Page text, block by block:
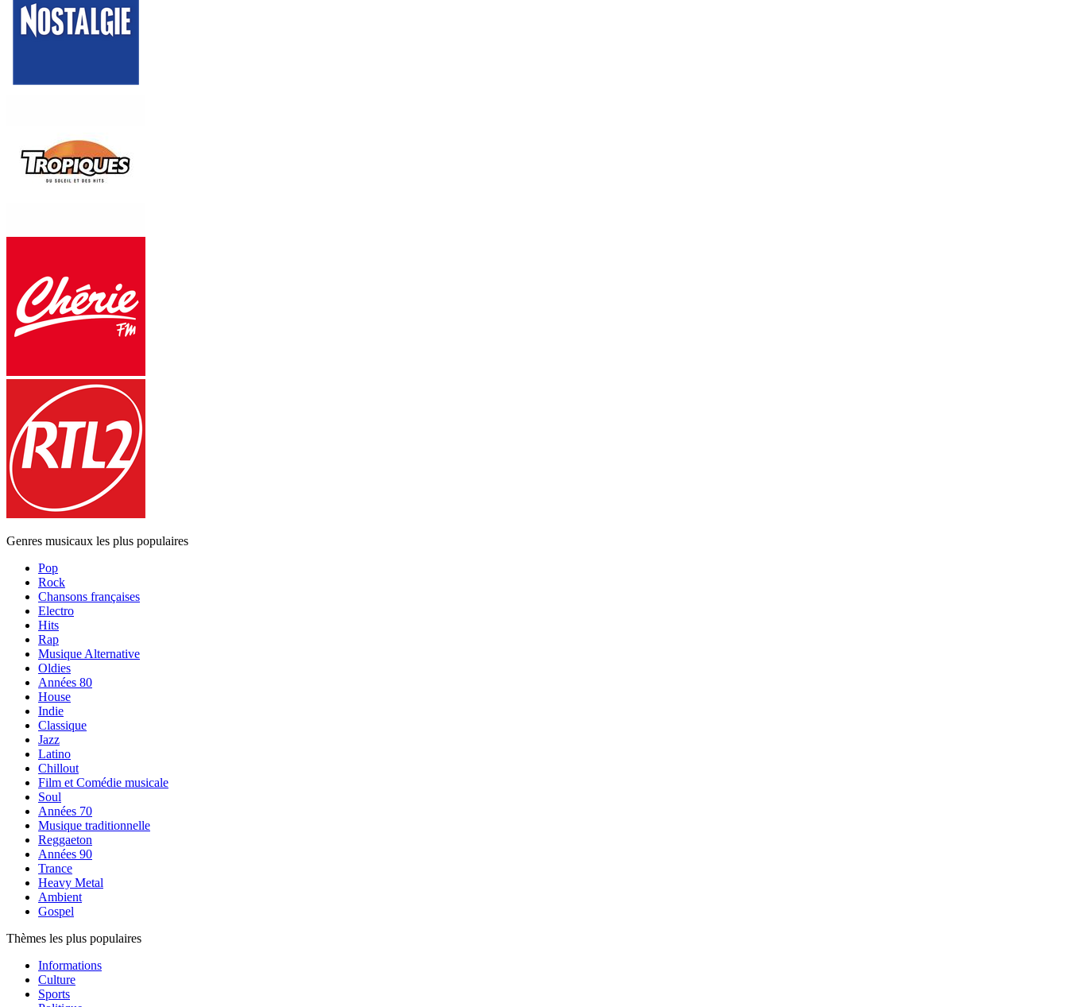
Genres musicaux les plus populaires
Pop
Rock
Chansons françaises
Electro
Hits
Rap
Musique Alternative
Oldies
Années 80
House
Indie
Classique
Jazz
Latino
Chillout
Film et Comédie musicale
Soul
Années 70
Musique traditionnelle
Reggaeton
Années 90
Trance
Heavy Metal
Ambient
Gospel
Thèmes les plus populaires
Informations
Culture
Sports